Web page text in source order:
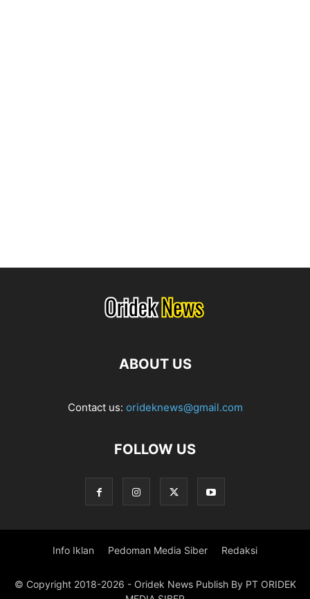
ABOUT US
Contact us: orideknews@gmail.com
FOLLOW US
Info Iklan Pedoman Media Siber Redaksi
© Copyright 2018-2026 - Oridek News Publish By PT ORIDEK